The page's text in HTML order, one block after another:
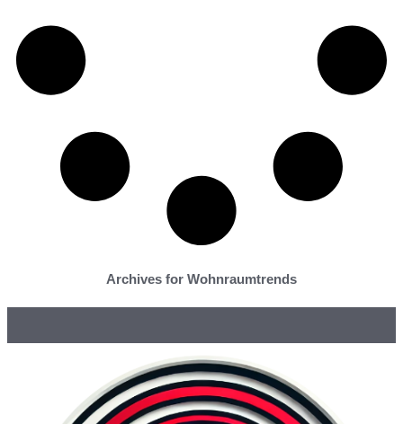
Archives for Wohnraumtrends